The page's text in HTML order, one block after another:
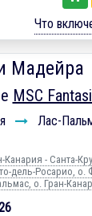
Что
Мадейра
MSC
Лас-
Канария - Санта-
дель-Росарио, о.
о. Гран-